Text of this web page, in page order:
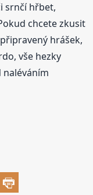
srnčí hřbet,
chcete zkusit
hrášek,
vše hezky